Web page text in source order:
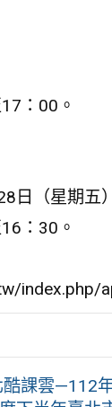
：00。
日（星期五
：30。
index.php/
課雲—112